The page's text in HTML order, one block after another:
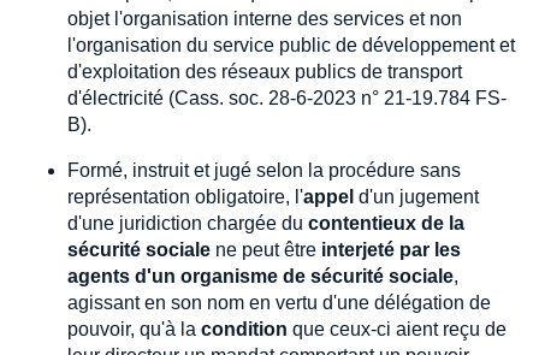
objet l'organisation interne des services et non
l'organisation du service public de développement et
d'exploitation des réseaux publics de transport
d'électricité (Cass. soc. 28-6-2023 n° 21-19.784 FS-
B).
Formé, instruit et jugé selon la procédure sans
représentation obligatoire, l'appel d'un jugement
d'une juridiction chargée du contentieux de la
sécurité sociale ne peut être interjeté par les
agents d'un organisme de sécurité sociale,
agissant en son nom en vertu d'une délégation de
pouvoir, qu'à la condition que ceux-ci aient reçu de